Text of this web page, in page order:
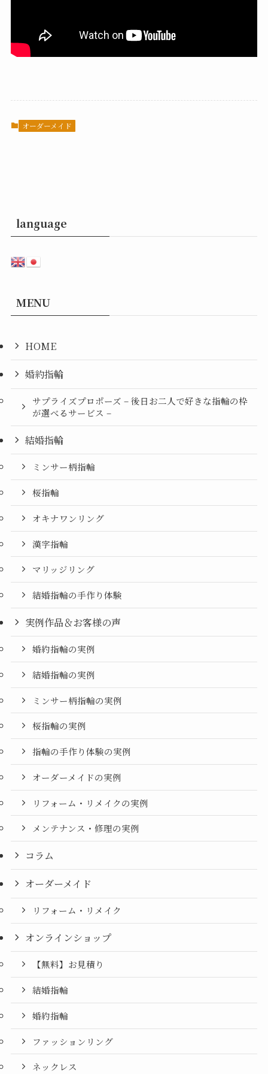
オーダーメイド
language
MENU
HOME
婚約指輪
サプライズプロポーズ – 後日お二人で好きな指輪の枠
が選べるサービス –
結婚指輪
ミンサー柄指輪
桜指輪
オキナワンリング
漢字指輪
マリッジリング
結婚指輪の手作り体験
実例作品＆お客様の声
婚約指輪の実例
結婚指輪の実例
ミンサー柄指輪の実例
桜指輪の実例
指輪の手作り体験の実例
オーダーメイドの実例
リフォーム・リメイクの実例
メンテナンス・修理の実例
コラム
オーダーメイド
リフォーム・リメイク
オンラインショップ
【無料】お見積り
結婚指輪
婚約指輪
ファッションリング
ネックレス